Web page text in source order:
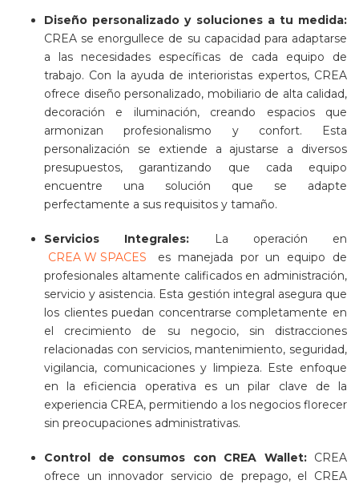
Diseño personalizado y soluciones a tu medida:
CREA se enorgullece de su capacidad para adaptarse
a las necesidades específicas de cada equipo de
trabajo. Con la ayuda de interioristas expertos, CREA
ofrece diseño personalizado, mobiliario de alta calidad,
decoración e iluminación, creando espacios que
armonizan profesionalismo y confort. Esta
personalización se extiende a ajustarse a diversos
presupuestos, garantizando que cada equipo
encuentre una solución que se adapte
perfectamente a sus requisitos y tamaño​​.
Servicios Integrales:
La operación en
CREA W SPACES
es manejada por un equipo de
profesionales altamente calificados en administración,
servicio y asistencia. Esta gestión integral asegura que
los clientes puedan concentrarse completamente en
el crecimiento de su negocio, sin distracciones
relacionadas con servicios, mantenimiento, seguridad,
vigilancia, comunicaciones y limpieza. Este enfoque
en la eficiencia operativa es un pilar clave de la
experiencia CREA, permitiendo a los negocios florecer
sin preocupaciones administrativas​​.
Control de consumos con CREA Wallet:CREA
ofrece un innovador servicio de prepago, el CREA